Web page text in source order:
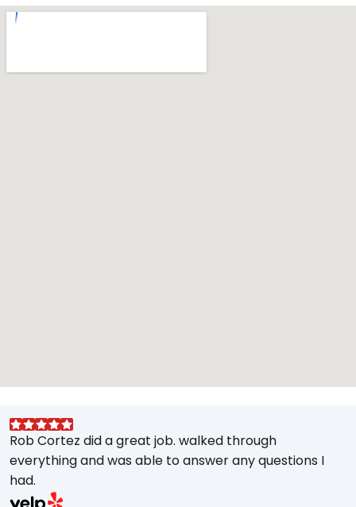
Rob Cortez did a great job. walked through
everything and was able to answer any questions I
had.